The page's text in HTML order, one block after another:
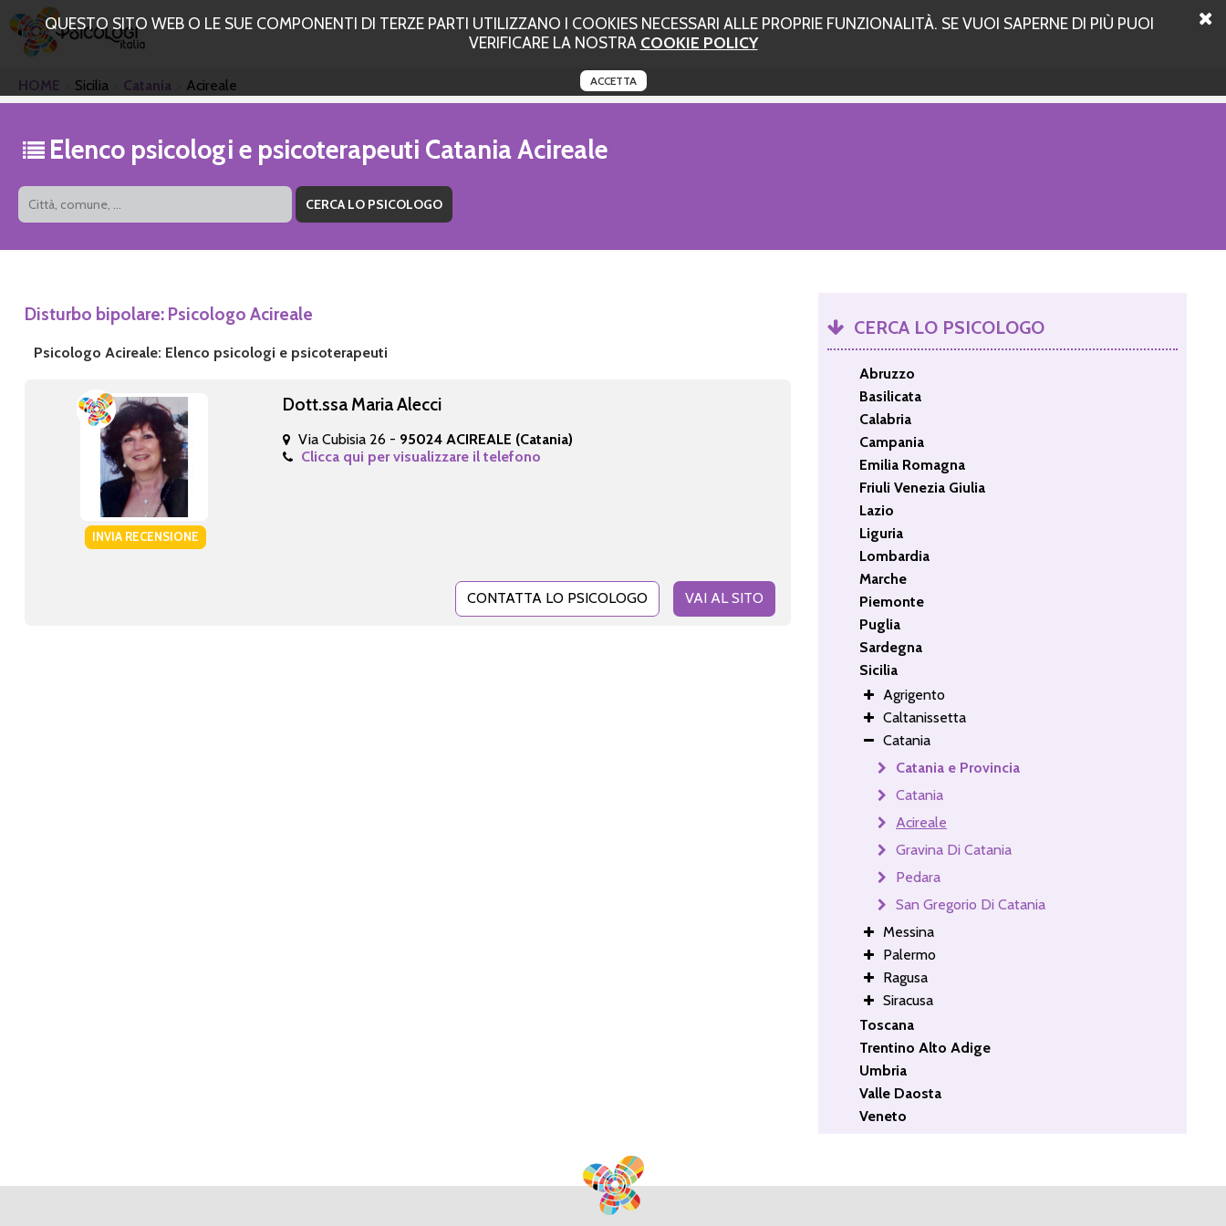
QUESTO SITO WEB O LE SUE COMPONENTI DI TERZE PARTI UTILIZZANO I COOKIES NECESSARI ALLE PROPRIE FUNZIONALITÀ. SE VUOI SAPERNE DI PIÙ PUOI
VERIFICARE LA NOSTRA COOKIE POLICY
ACCETTA
HOME Sicilia Catania Acireale
Elenco psicologi e psicoterapeuti Catania Acireale
Disturbo bipolare: Psicologo Acireale
Psicologo Acireale: Elenco psicologi e psicoterapeuti
INVIA RECENSIONE
Dott.ssa Maria Alecci
Via Cubisia 26 - 95024 ACIREALE (Catania)
Clicca qui per visualizzare il telefono
CONTATTA LO PSICOLOGO VAI AL SITO
CERCA LO PSICOLOGO
Abruzzo
Basilicata
Calabria
Campania
Emilia Romagna
Friuli Venezia Giulia
Lazio
Liguria
Lombardia
Marche
Piemonte
Puglia
Sardegna
Sicilia
Agrigento
Caltanissetta
Catania
Catania e Provincia
Catania
Acireale
Gravina Di Catania
Pedara
San Gregorio Di Catania
Messina
Palermo
Ragusa
Siracusa
Toscana
Trentino Alto Adige
Umbria
Valle Daosta
Veneto